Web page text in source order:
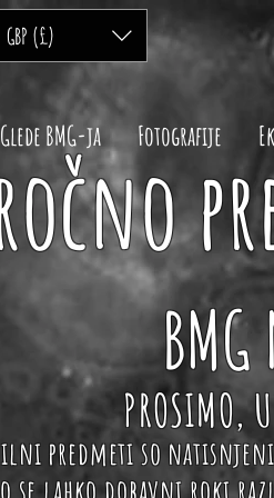
Glede BMG-ja Fotografije
GBP (£)
PROSIMO,
predmeti so